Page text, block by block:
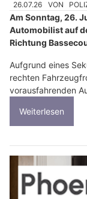
26.07.26 VON
Am Sonntag, 26.
Automobilist auf
Richtung
Aufgrund eines
rechten
vorausfahrenden
Weiterlesen